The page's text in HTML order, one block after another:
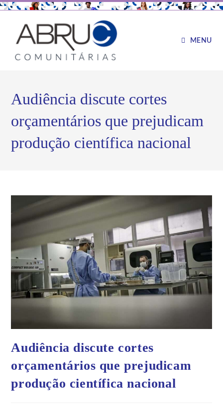
MENU
Audiência discute cortes
orçamentários que prejudicam
produção científica nacional
Audiência discute cortes
orçamentários que prejudicam
produção científica nacional